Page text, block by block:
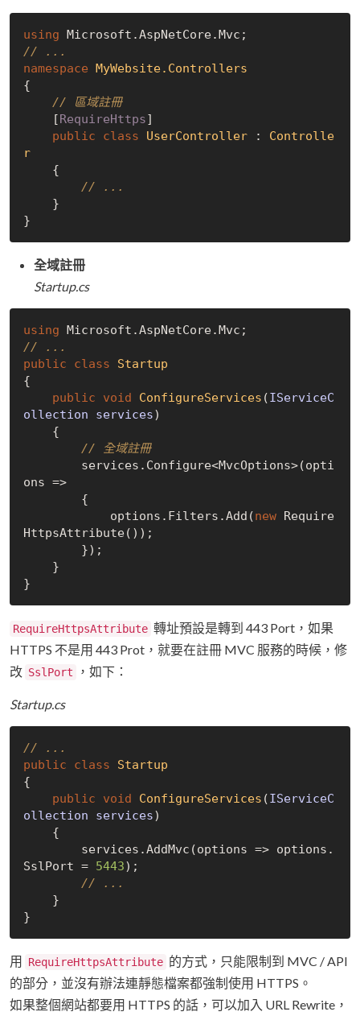
using
// ...
namespace MyWebsite.Controllers
{
// 區域註冊
    [
RequireHttps]
public
class UserController : Controlle
r
// ...
全域註冊
Startup.cs
using
// ...
public
class
Startup
{
public
void ConfigureServices (IServiceC
ollection services)
// 全域註冊
ons =>
            options.Filters.Add(
new Require
HttpsAttribute());
RequireHttpsAttribute 轉址預設是轉到 443 Port，如果
HTTPS 不是用 443 Prot，就要在註冊 MVC 服務的時候，修
改 SslPort ，如下：
Startup.cs
// ...
public
class
Startup
{
public
void ConfigureServices (IServiceC
ollection services)
SslPort = 5443);
// ...
用 RequireHttpsAttribute 的方式，只能限制到 MVC / API
的部分，並沒有辦法連靜態檔案都強制使用 HTTPS。
如果整個網站都要用 HTTPS 的話，可以加入 URL Rewrite，